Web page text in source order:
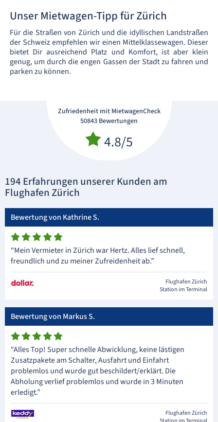
Unser Mietwagen-Tipp für Zürich
Für die Straßen von Zürich und die idyllischen Landstraßen
der Schweiz empfehlen wir einen Mittelklassewagen. Dieser
bietet Dir ausreichend Platz und Komfort, ist aber klein
genug, um durch die engen Gassen der Stadt zu fahren und
parken zu können.
Zufriedenheit mit MietwagenCheck
50843 Bewertungen
4.8/5
194 Erfahrungen unserer Kunden am
Flughafen Zürich
Bewertung von Kathrine S.
“Mein Vermieter in Zürich war Hertz. Alles lief schnell,
freundlich und zu meiner Zufreidenheit ab.”
Flughafen Zürich
Station im Terminal
Bewertung von Markus S.
“Alles Top! Super schnelle Abwicklung, keine lästigen
Zusatzpakete am Schalter, Ausfahrt und Einfahrt
problemlos und wurde gut beschildert/erklärt. Die
Abholung verlief problemlos und wurde in 3 Minuten
erledigt.”
Flughafen Zürich